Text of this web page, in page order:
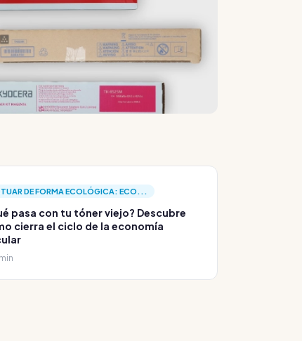
DE FORMA ECOLÓGICA: ECO...
pasa con tu tóner viejo? Descubre
cierra el ciclo de la economía